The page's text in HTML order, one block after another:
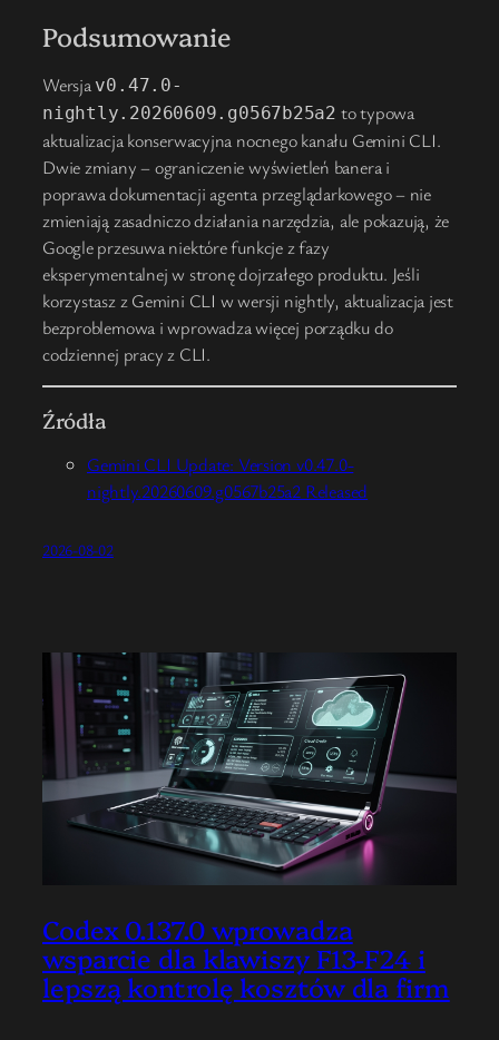
Podsumowanie
Wersja v0.47.0-
nightly.20260609.g0567b25a2 to typowa
aktualizacja konserwacyjna nocnego kanału Gemini CLI.
Dwie zmiany – ograniczenie wyświetleń banera i
poprawa dokumentacji agenta przeglądarkowego – nie
zmieniają zasadniczo działania narzędzia, ale pokazują, że
Google przesuwa niektóre funkcje z fazy
eksperymentalnej w stronę dojrzałego produktu. Jeśli
korzystasz z Gemini CLI w wersji nightly, aktualizacja jest
bezproblemowa i wprowadza więcej porządku do
codziennej pracy z CLI.
Źródła
Gemini CLI Update: Version v0.47.0-
nightly.20260609.g0567b25a2 Released
2026-08-02
Codex 0.137.0 wprowadza
wsparcie dla klawiszy F13-F24 i
lepszą kontrolę kosztów dla firm